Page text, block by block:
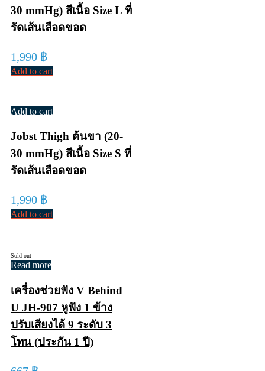
30 mmHg) สีเนื้อ Size L ที่
รัดเส้นเลือดขอด
1,990 ฿
Add to cart
Add to cart
Jobst Thigh ต้นขา (20-
30 mmHg) สีเนื้อ Size S ที่
รัดเส้นเลือดขอด
1,990 ฿
Add to cart
Sold out
Read more
เครื่องช่วยฟัง V Behind
U JH-907 หูฟัง 1 ข้าง
ปรับเสียงได้ 9 ระดับ 3
โทน (ประกัน 1 ปี)